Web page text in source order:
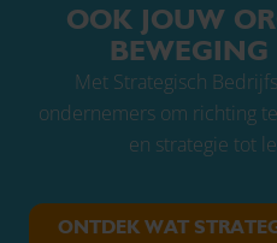
OOK JOUW
BEWEGING
Met Strategisch
ondernemers om richting
en strategie tot
ONTDEK WAT